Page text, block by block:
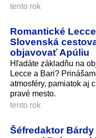
tento rok
Romantické
Slovenská
objavovať Apúliu
Hľadáte základňu na
Lecce a Bari?
atmosféry, pamiatok aj
pravé mesto.
tento rok
Šéfredaktor